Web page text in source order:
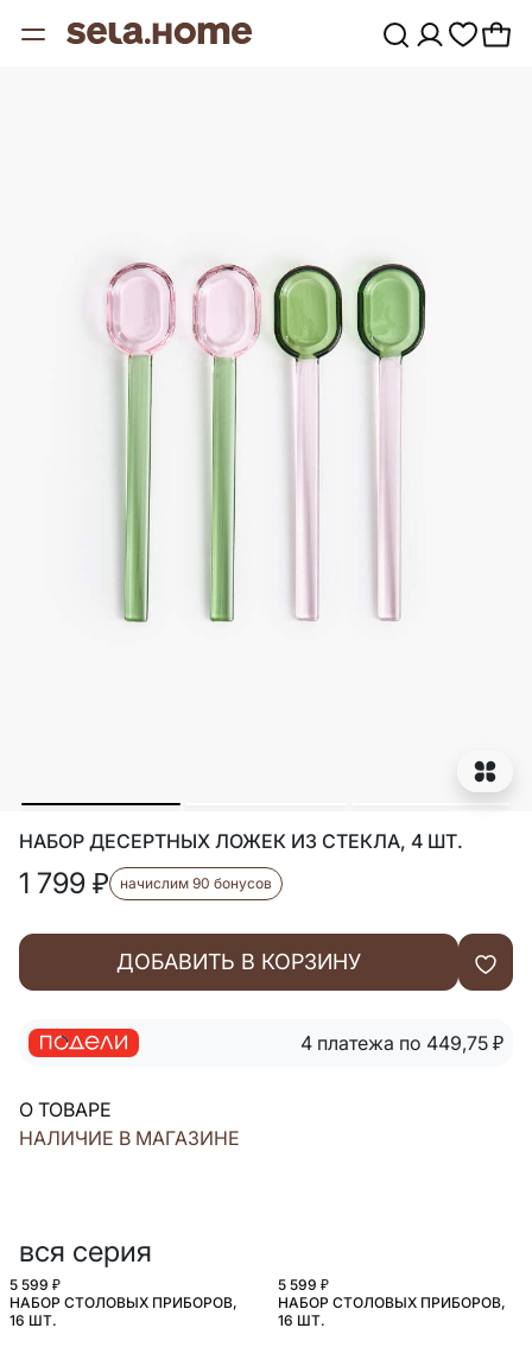
НАБОР ДЕСЕРТНЫХ ЛОЖЕК ИЗ СТЕКЛА, 4 ШТ.
1 799 ₽ начислим 90 бонусов
ДОБАВИТЬ В КОРЗИНУ
4 платежа по 449,75 ₽
О ТОВАРЕ
НАЛИЧИЕ В МАГАЗИНЕ
вся серия
5 599 ₽
НАБОР СТОЛОВЫХ ПРИБОРОВ,
16 ШТ.
5 599 ₽
НАБОР СТОЛОВЫХ ПРИБОРОВ,
16 ШТ.